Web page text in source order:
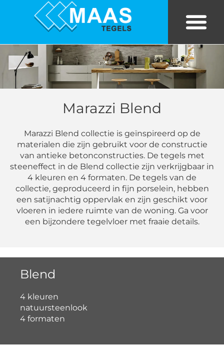
Marazzi Blend
Marazzi Blend collectie is geïnspireerd op de
materialen die zijn gebruikt voor de constructie
van antieke betonconstructies. De tegels met
steeneffect in de Blend collectie zijn verkrijgbaar in
4 kleuren en 4 formaten. De tegels van de
collectie, geproduceerd in fijn porselein, hebben
een satijnachtig oppervlak en zijn geschikt voor
vloeren in iedere ruimte van de woning. Ga voor
een bijzondere tegelvloer met fraaie details.
Blend
4 kleuren
natuursteenlook
4 formaten